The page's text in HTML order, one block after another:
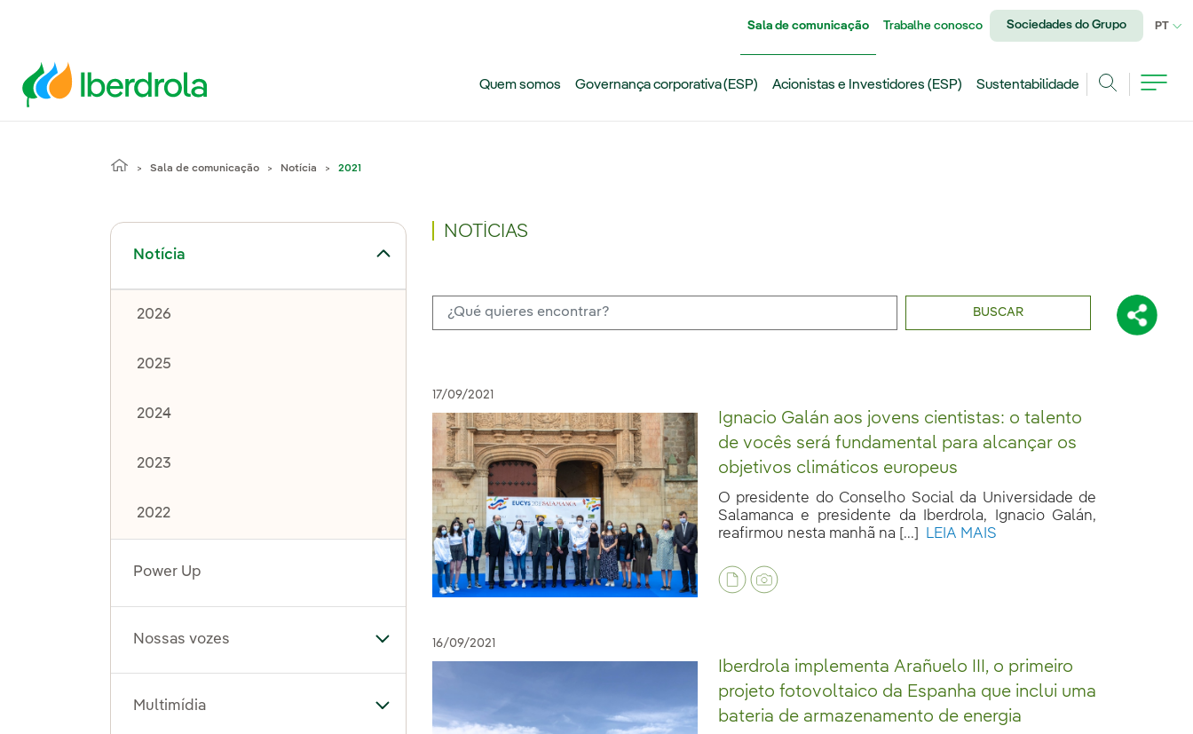
Sala de comunicação Trabalhe conosco Sociedades do Grupo PT
Quem somos Governança corporativa (ESP) Acionistas e Investidores (ESP)
Sustentabilidade
Sala de comunicação Notícia 2021
Notícia
Alternar submenu de Notícia
2026
2025
2024
2023
2022
Power Up
Nossas vozes Alternar submenu de Nossas vozes
Multimídia Alternar submenu de Multimídia
NOTÍCIAS
BUSCAR
17/09/2021
Ignacio Galán aos jovens cientistas: o talento
de vocês será fundamental para alcançar os
objetivos climáticos europeus
O presidente do Conselho Social da Universidade de
Salamanca e presidente da Iberdrola, Ignacio Galán,
reafirmou nesta manhã na [...]
LEIA MAIS
16/09/2021
Iberdrola implementa Arañuelo III, o primeiro
projeto fotovoltaico da Espanha que inclui uma
bateria de armazenamento de energia